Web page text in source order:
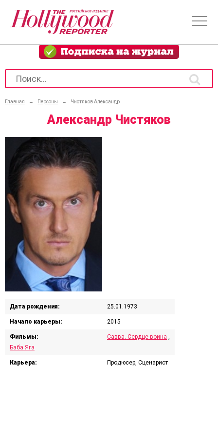
Главная → Персоны → Чистяков Александр
Александр Чистяков
Дата рождения: 25.01.1973
Начало карьеры: 2015
Фильмы: Савва. Сердце воина
Баба Яга
Карьера: Продюсер, Сценарист